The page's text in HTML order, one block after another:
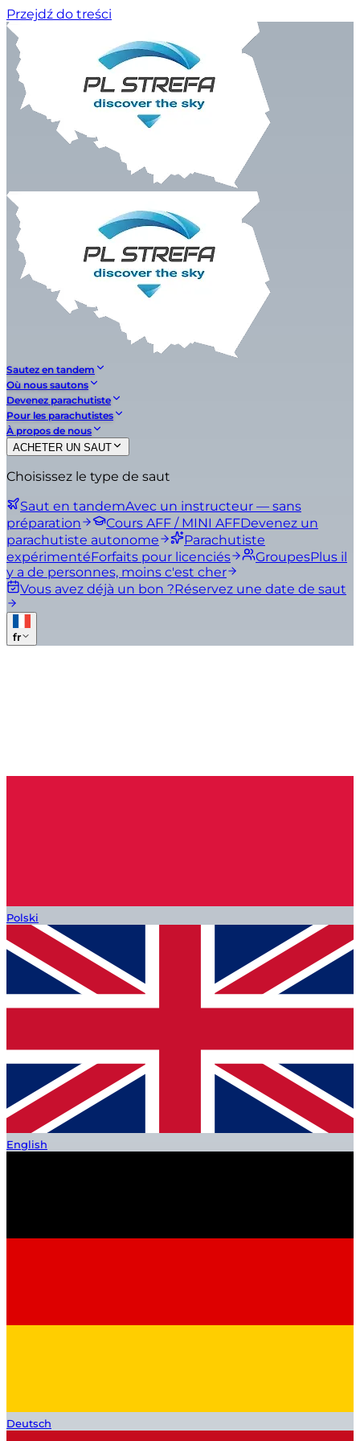
Przejdź do treści
Sautez en tandem
Où nous sautons
Devenez parachutiste
Pour les parachutistes
À propos de nous
ACHETER UN SAUT
Choisissez le type de saut
Saut en tandemAvec un instructeur — sans
préparation
Cours AFF / MINI AFFDevenez un
parachutiste autonome
Parachutiste
expérimentéForfaits pour licenciés GroupesPlus il
y a de personnes, moins c'est cher
Vous avez déjà un bon ?Réservez une date de saut
fr
Polski
English
Deutsch